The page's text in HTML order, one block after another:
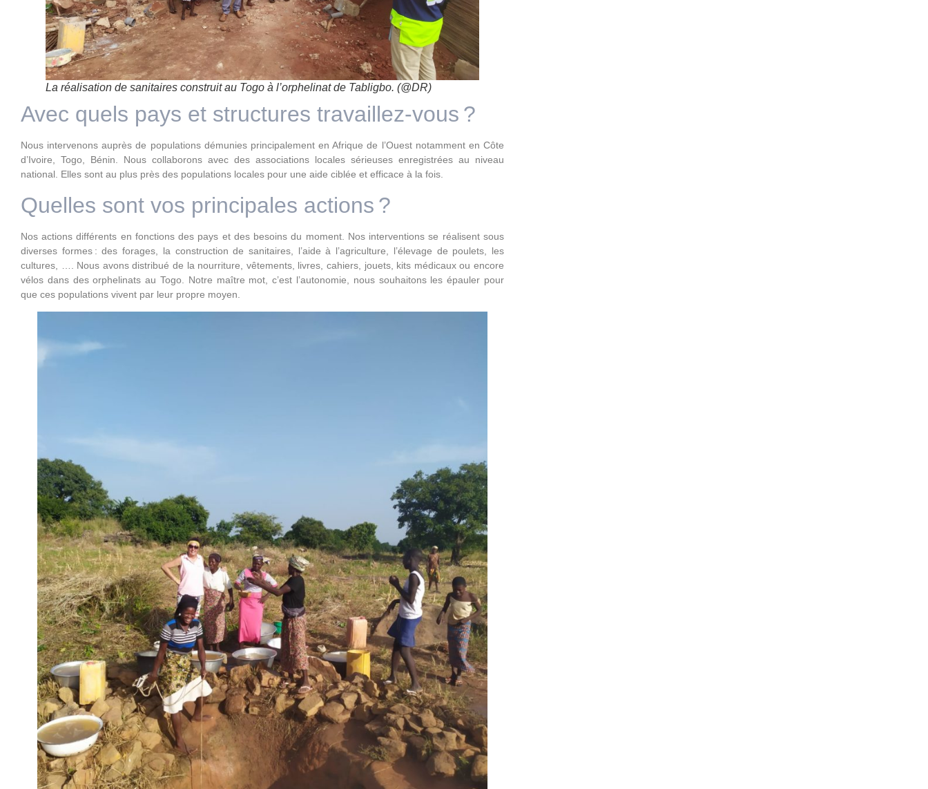
La réalisation de sanitaires construit au Togo à l’orphelinat de Tabligbo. (@DR)
Avec quels pays et structures travaillez-vous ?
Nous intervenons auprès de populations démunies principalement en Afrique de l’Ouest notamment en Côte
d’Ivoire, Togo, Bénin. Nous collaborons avec des associations locales sérieuses enregistrées au niveau
national. Elles sont au plus près des populations locales pour une aide ciblée et efficace à la fois.
Quelles sont vos principales actions ?
Nos actions différents en fonctions des pays et des besoins du moment. Nos interventions se réalisent sous
diverses formes : des forages, la construction de sanitaires, l’aide à l’agriculture, l’élevage de poulets, les
cultures, …. Nous avons distribué de la nourriture, vêtements, livres, cahiers, jouets, kits médicaux ou encore
vélos dans des orphelinats au Togo. Notre maître mot, c’est l’autonomie, nous souhaitons les épauler pour
que ces populations vivent par leur propre moyen.